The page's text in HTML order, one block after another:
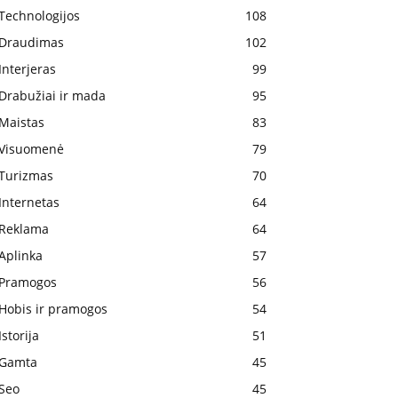
108
102
99
ir mada
95
83
79
70
64
64
57
56
ir pramogos
54
51
45
45